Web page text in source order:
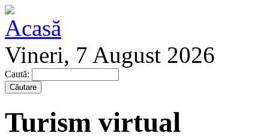
Vineri, 7 August 2026
Caută:
Turism virtual